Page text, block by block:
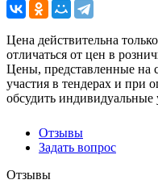
Цена действительна
отличаться от цен в
Цены, представленные на
участия в тендерах и при
обсудить индивидуальные
Отзывы
Задать вопрос
Отзывы